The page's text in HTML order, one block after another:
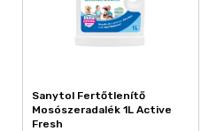
Sanytol Fertőtlenítő
Mosószeradalék 1L Active
Fresh